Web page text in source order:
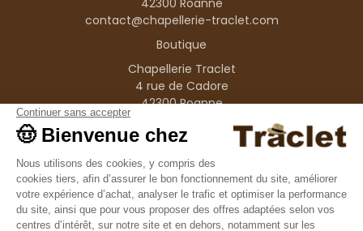
42300 Roanne
contact@chapellerie-traclet.com
Boutique
Chapellerie Traclet
4 rue de Cadore
42300 Roanne
Produits
Nos marques